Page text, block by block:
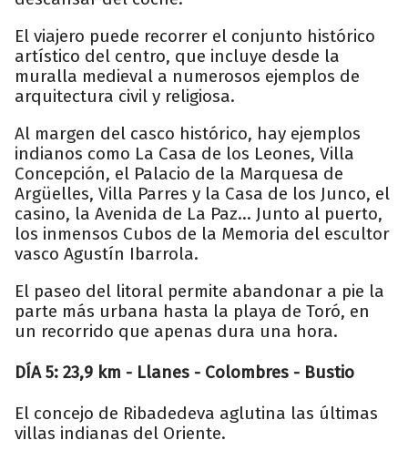
El viajero puede recorrer el conjunto histórico
artístico del centro, que incluye desde la
muralla medieval a numerosos ejemplos de
arquitectura civil y religiosa.
Al margen del casco histórico, hay ejemplos
indianos como La Casa de los Leones, Villa
Concepción, el Palacio de la Marquesa de
Argüelles, Villa Parres y la Casa de los Junco, el
casino, la Avenida de La Paz... Junto al puerto,
los inmensos Cubos de la Memoria del escultor
vasco Agustín Ibarrola.
El paseo del litoral permite abandonar a pie la
parte más urbana hasta la playa de Toró, en
un recorrido que apenas dura una hora.
DÍA 5: 23,9 km - Llanes - Colombres - Bustio
El concejo de Ribadedeva aglutina las últimas
villas indianas del Oriente.